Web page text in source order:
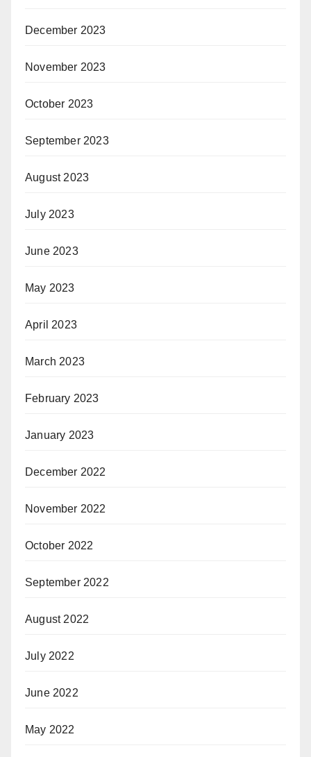
December 2023
November 2023
October 2023
September 2023
August 2023
July 2023
June 2023
May 2023
April 2023
March 2023
February 2023
January 2023
December 2022
November 2022
October 2022
September 2022
August 2022
July 2022
June 2022
May 2022